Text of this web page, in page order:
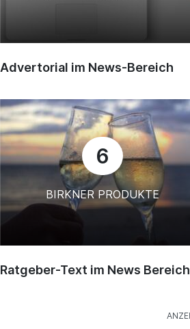
Advertorial im News-Bereich
6
BIRKNER PRODUKTE
Ratgeber-Text im News Bereich